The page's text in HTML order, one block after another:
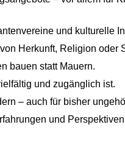
und kulturelle
Herkunft, Religion oder
bauen statt Mauern.
und zugänglich ist.
– auch für bisher
und